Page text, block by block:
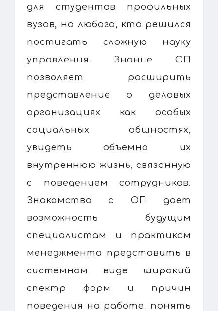
для студентов профильных
вузов, но любого, кто решился
постигать сложную науку
управления. Знание ОП
позволяет расширить
представление о деловых
организациях как особых
социальных общностях,
увидеть объемно их
внутреннюю жизнь, связанную
с поведением сотрудников.
Знакомство с ОП дает
возможность будущим
специалистам и практикам
менеджмента представить в
системном виде широкий
спектр форм и причин
поведения на работе, понять